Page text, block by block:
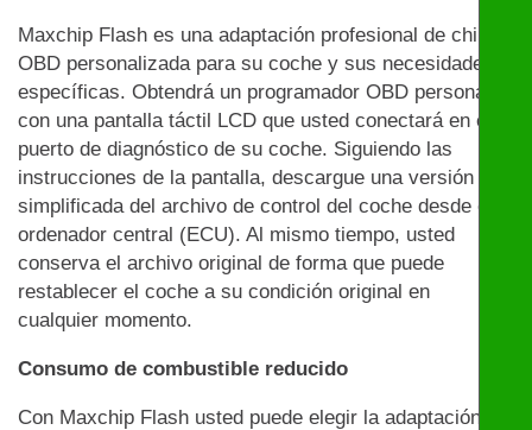
Maxchip Flash es una adaptación profesional de chip
OBD personalizada para su coche y sus necesidades
específicas. Obtendrá un programador OBD personal
con una pantalla táctil LCD que usted conectará en el
puerto de diagnóstico de su coche. Siguiendo las
instrucciones de la pantalla, descargue una versión
simplificada del archivo de control del coche desde el
ordenador central (ECU). Al mismo tiempo, usted
conserva el archivo original de forma que puede
restablecer el coche a su condición original en
cualquier momento.
Consumo de combustible reducido
Con Maxchip Flash usted puede elegir la adaptación